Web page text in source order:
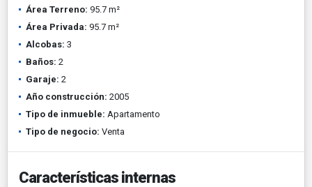
Área Terreno: 95.7 m²
Área Privada: 95.7 m²
Alcobas: 3
Baños: 2
Garaje: 2
Año construcción: 2005
Tipo de inmueble: Apartamento
Tipo de negocio: Venta
Características internas